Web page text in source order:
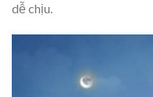
dễ chịu.